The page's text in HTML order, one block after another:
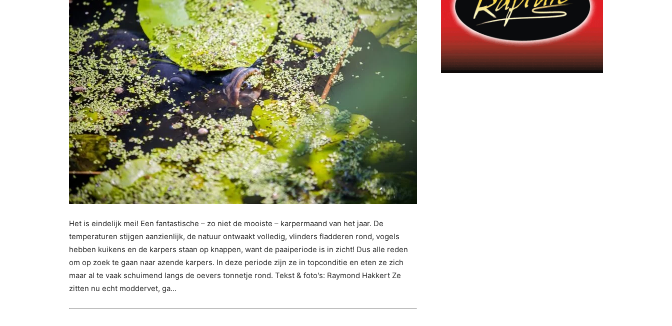
Het is eindelijk mei! Een fantastische – zo niet de mooiste – karpermaand van het jaar. De
temperaturen stijgen aanzienlijk, de natuur ontwaakt volledig, vlinders fladderen rond, vogels
hebben kuikens en de karpers staan op knappen, want de paaiperiode is in zicht! Dus alle reden
om op zoek te gaan naar azende karpers. In deze periode zijn ze in topconditie en eten ze zich
maar al te vaak schuimend langs de oevers tonnetje rond. Tekst & foto's: Raymond Hakkert Ze
zitten nu echt moddervet, ga...